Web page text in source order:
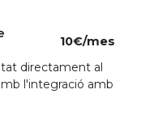
10€/mes
directament al
l'integració amb